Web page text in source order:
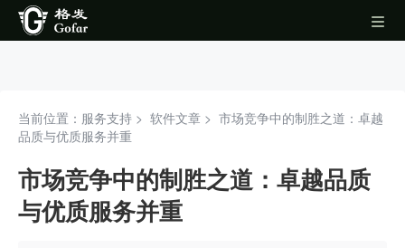
当前位置：服务支持 > 软件文章 > 市场竞争中的制胜之道：卓越
品质与优质服务并重
市场竞争中的制胜之道：卓越品质
与优质服务并重